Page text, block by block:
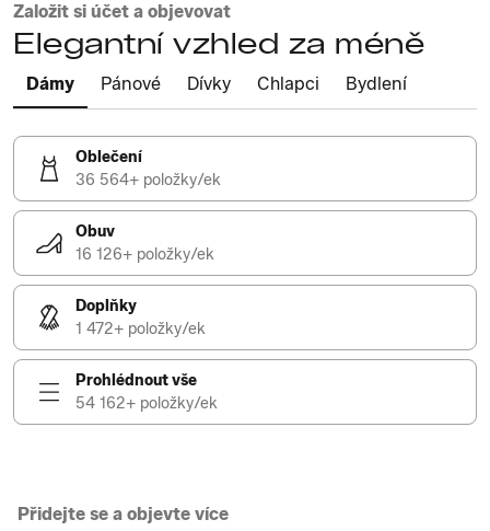
Založit si účet a objevovat
Elegantní vzhled za méně
Dámy Pánové Dívky Chlapci Bydlení
Oblečení
36 564+ položky/ek
Obuv
16 126+ položky/ek
Doplňky
1 472+ položky/ek
Prohlédnout vše
54 162+ položky/ek
Přidejte se a objevte více